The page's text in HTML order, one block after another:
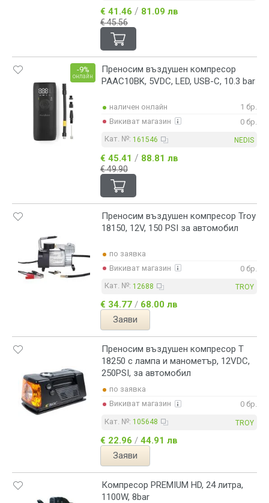
€ 41.46 / 81.09 лв
€ 45.56
Преносим въздушен компресор
PAAC10BK, 5VDC, LED, USB-C, 10.3 bar
-9%
онлайн
наличен онлайн
1 бр.
Викиват магазин
0 бр.
Кат. №: 161546 NEDIS
€ 45.41 / 88.81 лв
€ 49.90
Преносим въздушен компресор Troy
18150, 12V, 150 PSI за автомобил
по заявка
Викиват магазин
0 бр.
Кат. №: 12688 TROY
€ 34.77 / 68.00 лв
Заяви
Преносим въздушен компресор T
18250 с лампа и манометър, 12VDC,
250PSI, за автомобил
по заявка
Викиват магазин
0 бр.
Кат. №: 105648 TROY
€ 22.96 / 44.91 лв
Заяви
Компресор PREMIUM HD, 24 литра,
1100W, 8bar